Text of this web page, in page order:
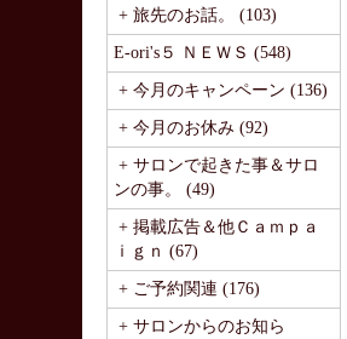
+ 旅先のお話。 (103)
E-ori's５ ＮＥＷＳ (548)
+ 今月のキャンペーン (136)
+ 今月のお休み (92)
+ サロンで起きた事＆サロ
ンの事。 (49)
+ 掲載広告＆他Ｃａｍｐａ
ｉｇｎ (67)
+ ご予約関連 (176)
+ サロンからのお知ら